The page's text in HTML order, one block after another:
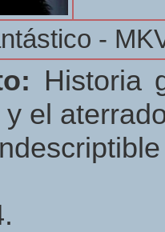
-
Historia
y el